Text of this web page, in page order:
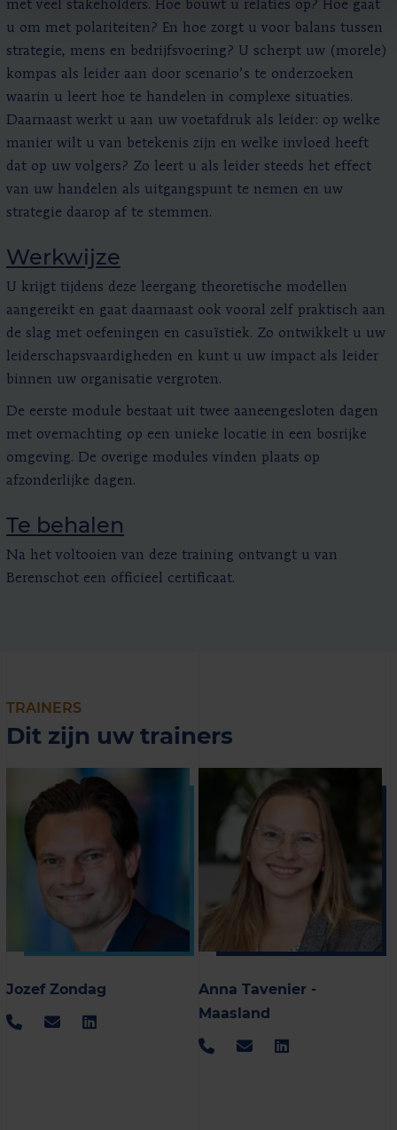
met veel stakeholders. Hoe bouwt u relaties op? Hoe gaat
u om met polariteiten? En hoe zorgt u voor balans tussen
strategie, mens en bedrijfsvoering? U scherpt uw (morele)
kompas als leider aan door scenario’s te onderzoeken
waarin u leert hoe te handelen in complexe situaties.
Daarnaast werkt u aan uw voetafdruk als leider: op welke
manier wilt u van betekenis zijn en welke invloed heeft
dat op uw volgers? Zo leert u als leider steeds het effect
van uw handelen als uitgangspunt te nemen en uw
strategie daarop af te stemmen.
Werkwijze
U krijgt tijdens deze leergang theoretische modellen
aangereikt en gaat daarnaast ook vooral zelf praktisch aan
de slag met oefeningen en casuïstiek. Zo ontwikkelt u uw
leiderschapsvaardigheden en kunt u uw impact als leider
binnen uw organisatie vergroten.
De eerste module bestaat uit twee aaneengesloten dagen
met overnachting op een unieke locatie in een bosrijke
omgeving. De overige modules vinden plaats op
afzonderlijke dagen.
Te behalen
Na het voltooien van deze training ontvangt u van
Berenschot een officieel certificaat.
TRAINERS
Dit zijn uw trainers
Jozef Zondag
Anna Tavenier -
Maasland